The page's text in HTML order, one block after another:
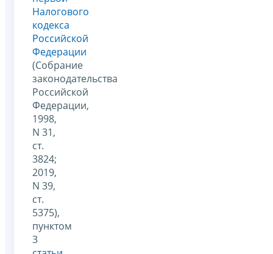
Налогового
кодекса
Российской
Федерации
(Собрание
законодательства
Российской
Федерации,
1998,
N 31,
ст.
3824;
2019,
N 39,
ст.
5375),
пунктом
3